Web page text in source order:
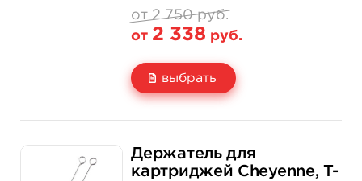
от 2 750 руб.
от 2 338 руб.
выбрать
2 750 руб.
2 338 руб.
Держатель для
картриджей Cheyenne, T-